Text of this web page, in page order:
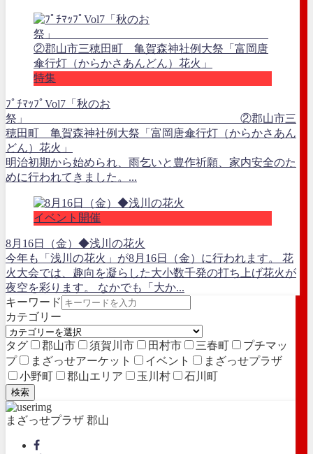
特集
ﾌﾟﾁﾏｯﾌﾟVol7「秋のお
祭」 ②郡山市三
穂田町 亀賀森神社例大祭「富岡唐傘行灯（からかさあん
どん）花火」
明治初期から始められ、雨乞いと豊作祈願、家内安全のた
めに行われてきました。...
イベント開催
8月16日（金）◆浅川の花火
今年も「浅川の花火」が8月16日（金）に行われます。 花
火大会では、趣向を凝らした大小数千発の打ち上げ花火が
夜空を彩ります。 なかでも「大か...
キーワード
カテゴリー
タグ 郡山市 須賀川市 田村市 三春町
プチマッ
プ
まざっせアーケット イベント
まざっせプラザ
小野町
郡山エリア 玉川村 石川町
検索
まざっせプラザ 郡山